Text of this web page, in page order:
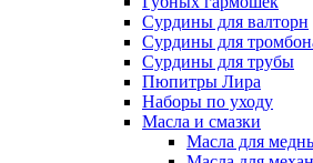
Сурдины для валторн
Сурдины для
Сурдины для трубы
Пюпитры Лира
Наборы по уходу
Масла и смазки
Масла для